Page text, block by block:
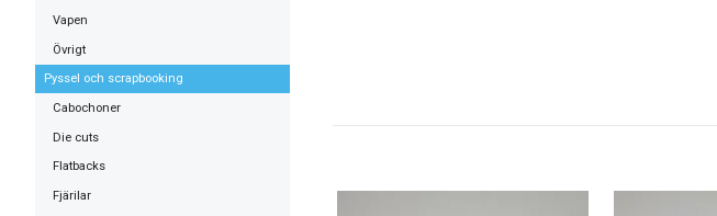
Vapen
Övrigt
Pyssel och scrapbooking
Cabochoner
Die cuts
Flatbacks
Fjärilar